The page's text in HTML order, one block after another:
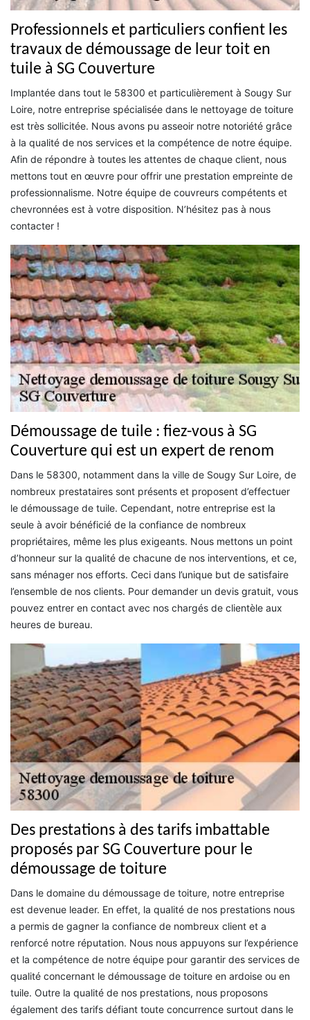
Professionnels et particuliers confient les
travaux de démoussage de leur toit en
tuile à SG Couverture
Implantée dans tout le 58300 et particulièrement à Sougy Sur
Loire, notre entreprise spécialisée dans le nettoyage de toiture
est très sollicitée. Nous avons pu asseoir notre notoriété grâce
à la qualité de nos services et la compétence de notre équipe.
Afin de répondre à toutes les attentes de chaque client, nous
mettons tout en œuvre pour offrir une prestation empreinte de
professionnalisme. Notre équipe de couvreurs compétents et
chevronnées est à votre disposition. N’hésitez pas à nous
contacter !
Démoussage de tuile : fiez-vous à SG
Couverture qui est un expert de renom
Dans le 58300, notamment dans la ville de Sougy Sur Loire, de
nombreux prestataires sont présents et proposent d’effectuer
le démoussage de tuile. Cependant, notre entreprise est la
seule à avoir bénéficié de la confiance de nombreux
propriétaires, même les plus exigeants. Nous mettons un point
d’honneur sur la qualité de chacune de nos interventions, et ce,
sans ménager nos efforts. Ceci dans l’unique but de satisfaire
l’ensemble de nos clients. Pour demander un devis gratuit, vous
pouvez entrer en contact avec nos chargés de clientèle aux
heures de bureau.
Des prestations à des tarifs imbattable
proposés par SG Couverture pour le
démoussage de toiture
Dans le domaine du démoussage de toiture, notre entreprise
est devenue leader. En effet, la qualité de nos prestations nous
a permis de gagner la confiance de nombreux client et a
renforcé notre réputation. Nous nous appuyons sur l’expérience
et la compétence de notre équipe pour garantir des services de
qualité concernant le démoussage de toiture en ardoise ou en
tuile. Outre la qualité de nos prestations, nous proposons
également des tarifs défiant toute concurrence surtout dans le